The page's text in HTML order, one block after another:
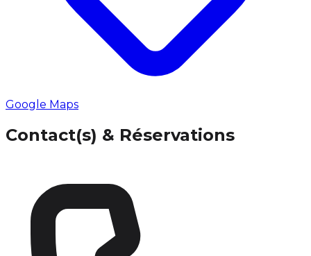
Google Maps
Contact(s) & Réservations